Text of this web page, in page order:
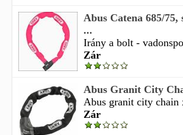
Abus Catena 685/
...
Irány a bolt -
Zár
Abus Granit City
Abus granit city chain
Zár